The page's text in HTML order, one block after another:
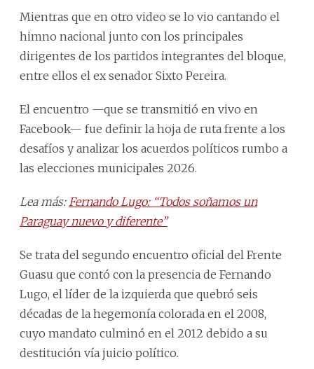
Mientras que en otro video se lo vio cantando el
himno nacional junto con los principales
dirigentes de los partidos integrantes del bloque,
entre ellos el ex senador Sixto Pereira.
El encuentro —que se transmitió en vivo en
Facebook— fue definir la hoja de ruta frente a los
desafíos y analizar los acuerdos políticos rumbo a
las elecciones municipales 2026.
Lea más:Fernando Lugo: “Todos soñamos un
Paraguay nuevo y diferente”
Se trata del segundo encuentro oficial del Frente
Guasu que contó con la presencia de Fernando
Lugo, el líder de la izquierda que quebró seis
décadas de la hegemonía colorada en el 2008,
cuyo mandato culminó en el 2012 debido a su
destitución vía juicio político.